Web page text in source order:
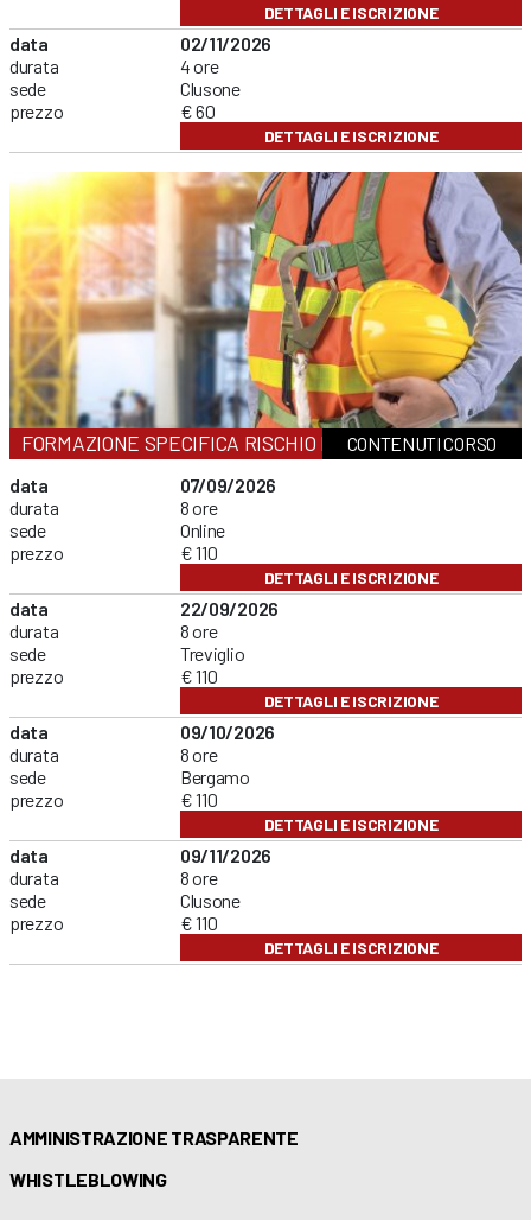
DETTAGLI E ISCRIZIONE
data
durata
sede
prezzo
02/11/2026
4 ore
Clusone
€ 60
DETTAGLI E ISCRIZIONE
FORMAZIONE SPECIFICA RISCHIO MEDIOCONTENUTI CORSO
data
durata
sede
prezzo
07/09/2026
8 ore
Online
€ 110
DETTAGLI E ISCRIZIONE
data
durata
sede
prezzo
22/09/2026
8 ore
Treviglio
€ 110
DETTAGLI E ISCRIZIONE
data
durata
sede
prezzo
09/10/2026
8 ore
Bergamo
€ 110
DETTAGLI E ISCRIZIONE
data
durata
sede
prezzo
09/11/2026
8 ore
Clusone
€ 110
DETTAGLI E ISCRIZIONE
AMMINISTRAZIONE TRASPARENTE
WHISTLEBLOWING